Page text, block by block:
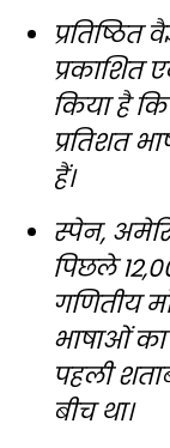
प्रतिष्ठित
किया है
प्रतिशत
हैं।
स्पेन,
पिछले
गणितीय
भाषाओं का
पहली
बीच था।